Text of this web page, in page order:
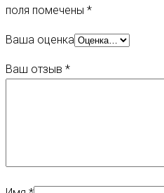
поля помечены *
Ваша оценка
Ваш отзыв *